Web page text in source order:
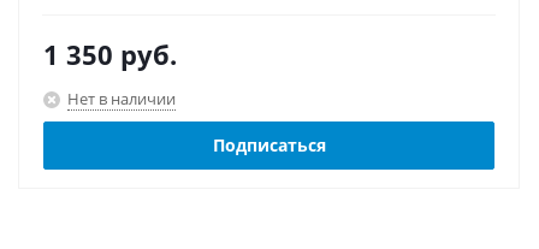
1 350 руб.
Нет в наличии
Подписаться